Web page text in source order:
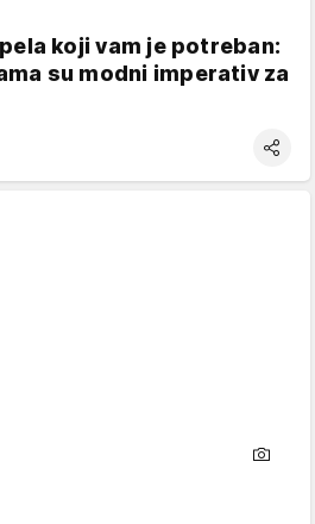
koji vam je potreban:
su modni imperativ za